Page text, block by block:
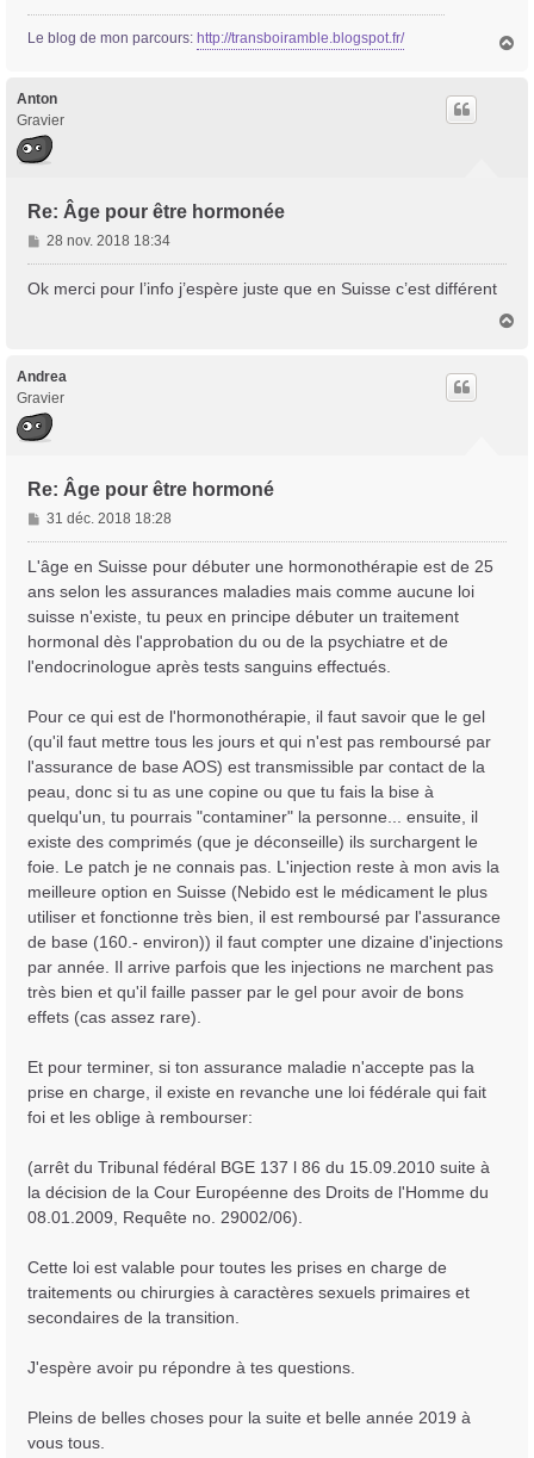
Le blog de mon parcours: http://transboiramble.blogspot.fr/
Anton
Gravier
Re: Âge pour être hormonée
M
e
s
e
28 nov. 2018 18:34
Ok merci pour l’info j’espère juste que en Suisse c’est différent
Andrea
Gravier
Re: Âge pour être hormoné
M
e
s
g
e
31 déc. 2018 18:28
L'âge en Suisse pour débuter une hormonothérapie est de 25
ans selon les assurances maladies mais comme aucune loi
suisse n'existe, tu peux en principe débuter un traitement
hormonal dès l'approbation du ou de la psychiatre et de
l'endocrinologue après tests sanguins effectués.
Pour ce qui est de l'hormonothérapie, il faut savoir que le gel
(qu'il faut mettre tous les jours et qui n'est pas remboursé par
l'assurance de base AOS) est transmissible par contact de la
peau, donc si tu as une copine ou que tu fais la bise à
quelqu'un, tu pourrais "contaminer" la personne... ensuite, il
existe des comprimés (que je déconseille) ils surchargent le
foie. Le patch je ne connais pas. L'injection reste à mon avis la
meilleure option en Suisse (Nebido est le médicament le plus
utiliser et fonctionne très bien, il est remboursé par l'assurance
de base (160.- environ)) il faut compter une dizaine d'injections
par année. Il arrive parfois que les injections ne marchent pas
très bien et qu'il faille passer par le gel pour avoir de bons
effets (cas assez rare).
Et pour terminer, si ton assurance maladie n'accepte pas la
prise en charge, il existe en revanche une loi fédérale qui fait
foi et les oblige à rembourser:
(arrêt du Tribunal fédéral BGE 137 l 86 du 15.09.2010 suite à
la décision de la Cour Européenne des Droits de l'Homme du
08.01.2009, Requête no. 29002/06).
Cette loi est valable pour toutes les prises en charge de
traitements ou chirurgies à caractères sexuels primaires et
secondaires de la transition.
J'espère avoir pu répondre à tes questions.
Pleins de belles choses pour la suite et belle année 2019 à
vous tous.